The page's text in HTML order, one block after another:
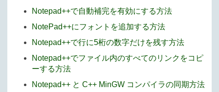
Notepad++で自動補完を有効にする方法
NotePad++にフォントを追加する方法
Notepad++で行に5桁の数字だけを残す方法
Notepad++でファイル内のすべてのリンクをコピ
ーする方法
Notepad++ と C++ MinGW コンパイラの同期方法